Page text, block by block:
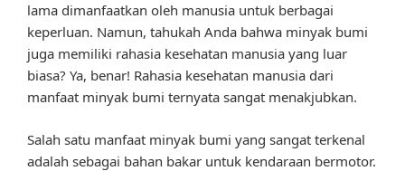
lama dimanfaatkan oleh manusia untuk berbagai
keperluan. Namun, tahukah Anda bahwa minyak bumi
juga memiliki rahasia kesehatan manusia yang luar
biasa? Ya, benar! Rahasia kesehatan manusia dari
manfaat minyak bumi ternyata sangat menakjubkan.
Salah satu manfaat minyak bumi yang sangat terkenal
adalah sebagai bahan bakar untuk kendaraan bermotor.